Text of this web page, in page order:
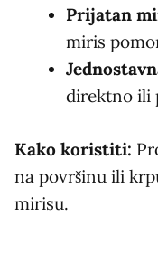
Prijatan
miris
direktno ili
Kako koristiti:
na površinu ili
mirisu.